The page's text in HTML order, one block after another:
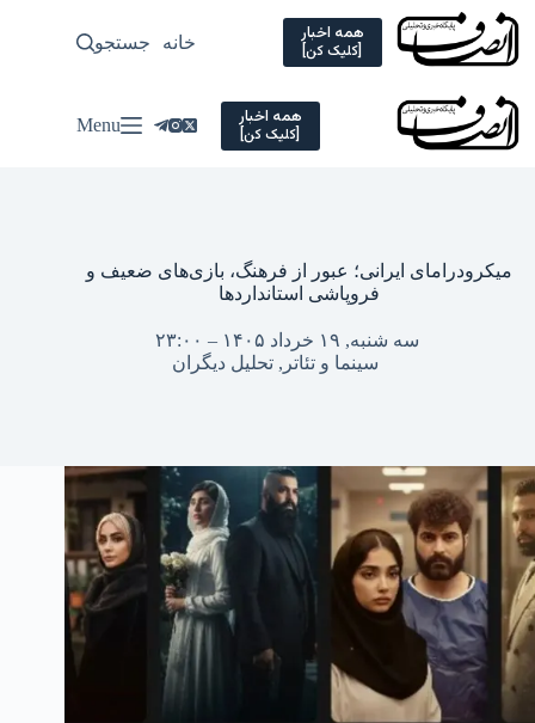
Skip
content
همه اخبار
[کلیک کن] خانه سیاسی
جستجو
همه اخبار
[کلیک کن] Menu
میکرودرامای ایرانی؛ عبور از فرهنگ، بازی‌های ضعیف و
فروپاشی استانداردها
سه شنبه, ۱۹ خرداد ۱۴۰۵ – ۲۳:۰۰
سینما و تئاتر , تحلیل دیگران